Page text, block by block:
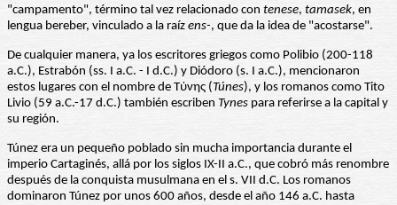
"campamento", término tal vez relacionado con tenese, tamasek, en
lengua bereber, vinculado a la raíz ens-, que da la idea de "acostarse".
De cualquier manera, ya los escritores griegos como Polibio (200-118
a.C.), Estrabón (ss. I a.C. - I d.C.) y Diódoro (s. I a.C.), mencionaron
estos lugares con el nombre de Τύνης (Túnes), y los romanos como Tito
Livio (59 a.C.-17 d.C.) también escriben Tynes para referirse a la capital y
su región.
Túnez era un pequeño poblado sin mucha importancia durante el
imperio Cartaginés, allá por los siglos IX-II a.C., que cobró más renombre
después de la conquista musulmana en el s. VII d.C. Los romanos
dominaron Túnez por unos 600 años, desde el año 146 a.C. hasta